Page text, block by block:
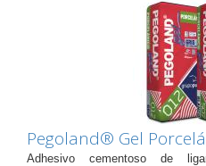
Pegoland® Gel
Adhesivo cementoso de